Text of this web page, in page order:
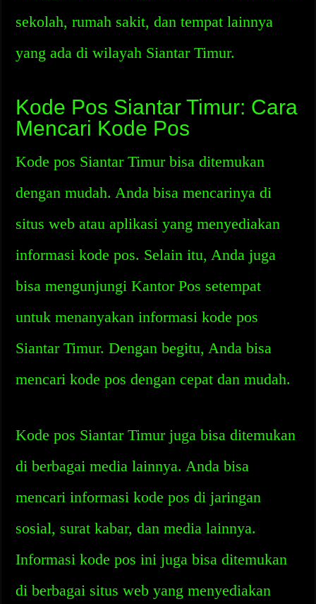
sekolah, rumah sakit, dan tempat lainnya
yang ada di wilayah Siantar Timur.
Kode Pos Siantar Timur: Cara
Mencari Kode Pos
Kode pos Siantar Timur bisa ditemukan
dengan mudah. Anda bisa mencarinya di
situs web atau aplikasi yang menyediakan
informasi kode pos. Selain itu, Anda juga
bisa mengunjungi Kantor Pos setempat
untuk menanyakan informasi kode pos
Siantar Timur. Dengan begitu, Anda bisa
mencari kode pos dengan cepat dan mudah.
Kode pos Siantar Timur juga bisa ditemukan
di berbagai media lainnya. Anda bisa
mencari informasi kode pos di jaringan
sosial, surat kabar, dan media lainnya.
Informasi kode pos ini juga bisa ditemukan
di berbagai situs web yang menyediakan